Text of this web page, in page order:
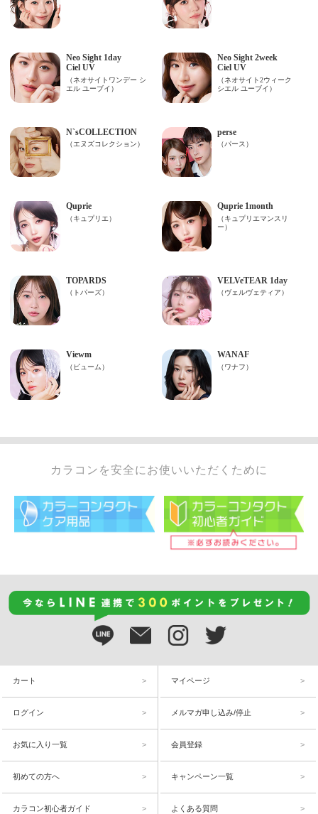
カラコンを安全にお使いいただくために
カート マイページ
ログイン メルマガ申し込み/停止
お気に入り一覧 会員登録
初めての方へ キャンペーン一覧
カラコン初心者ガイド よくある質問